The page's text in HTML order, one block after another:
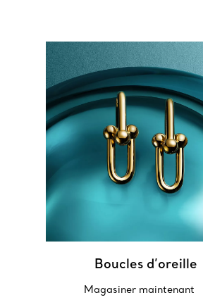
Boucles d’oreille
Magasiner maintenant